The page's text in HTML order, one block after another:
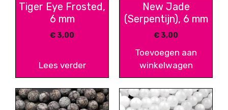
Tiger Eye Frosted,
6 mm
€3,00
Lees verder
New Jade
(Serpentijn), 6 mm
€3,00
Toevoegen aan
winkelwagen